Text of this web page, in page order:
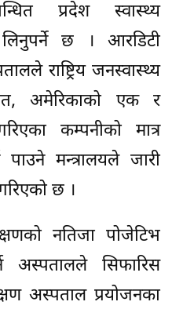
प्रदेश स्वास्थ्य
लिनुपर्ने छ । आरडिटी
राष्ट्रिय जनस्वास्थ्य
अमेरिकाको एक र
कम्पनीको मात्र
मन्त्रालयले जारी
छ ।
नतिजा पोजेटिभ
अस्पतालले सिफारिस
अस्पताल प्रयोजनका